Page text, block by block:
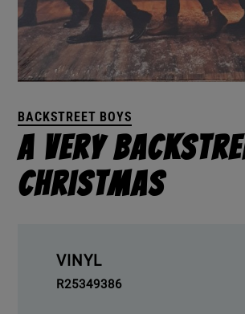
BACKSTREET BOYS
A Very
Christmas
VINYL
R25349386